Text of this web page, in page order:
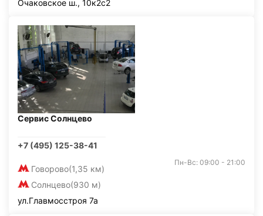
Очаковское ш., 10к2с2
Сервис Солнцево
+7 (495) 125-38-41
Говорово(1,35 км)
Солнцево(930 м)
Пн-Вс: 09:00 - 21:00
ул.Главмосстроя 7а